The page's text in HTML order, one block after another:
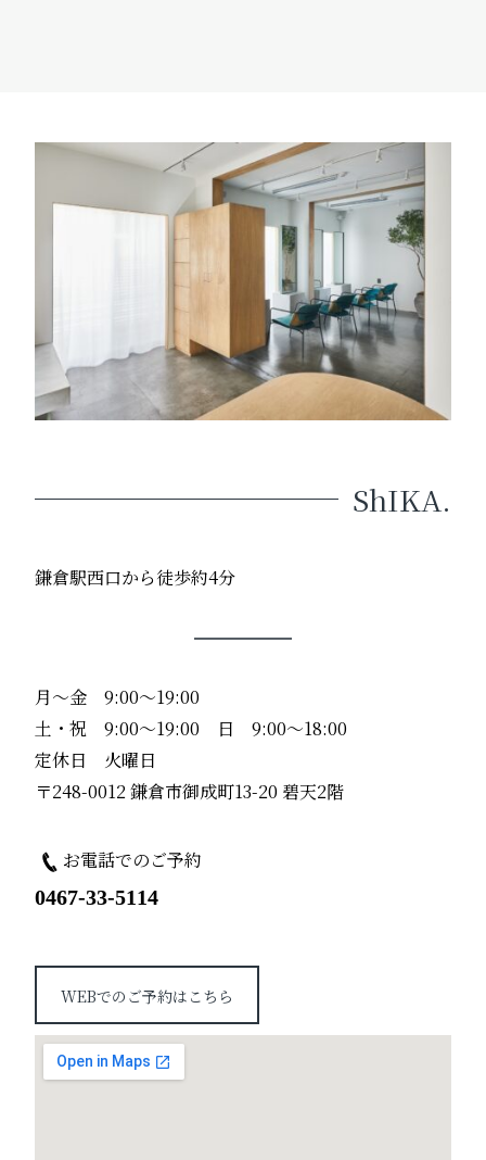
ShIKA.
鎌倉駅西口から徒歩約4分
月〜金 9:00〜19:00
土・祝 9:00〜19:00 日 9:00〜18:00
定休日 火曜日
〒248-0012 鎌倉市御成町13-20 碧天2階
お電話でのご予約
0467-33-5114
WEBでのご予約はこちら